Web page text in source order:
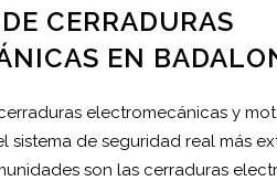
CERRADURAS
EN
electromecánicas y
sistema de seguridad real más
son las cerraduras